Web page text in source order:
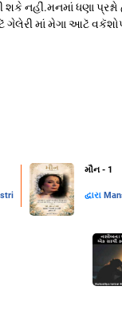
શકે નહીં.મનમાં ધણા
માં મેગા આટૅ
મૌન - 1
દ્વારા